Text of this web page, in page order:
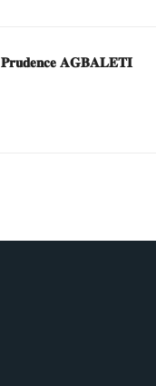
𝐏𝐫𝐮𝐝𝐞𝐧𝐜𝐞 𝐀𝐆𝐁𝐀𝐋𝐄𝐓𝐈